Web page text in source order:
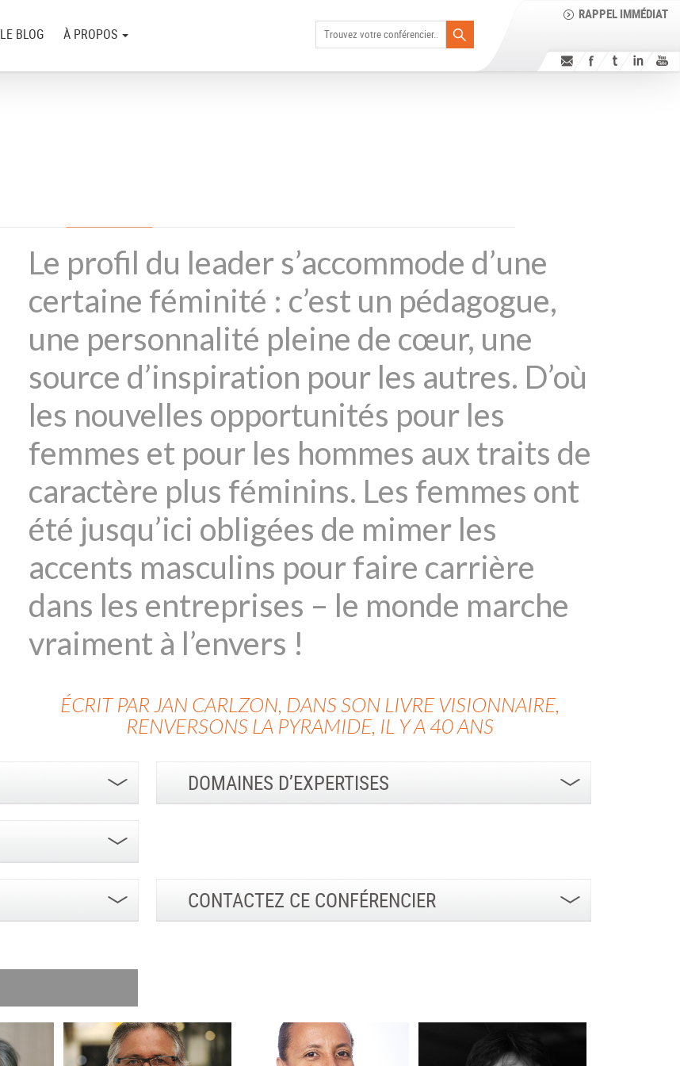
RAPPEL IMMÉDIAT
LE BLOG À PROPOS
Le profil du leader s’accommode d’une
certaine féminité : c’est un pédagogue,
une personnalité pleine de cœur, une
source d’inspiration pour les autres. D’où
les nouvelles opportunités pour les
femmes et pour les hommes aux traits de
caractère plus féminins. Les femmes ont
été jusqu’ici obligées de mimer les
accents masculins pour faire carrière
dans les entreprises – le monde marche
vraiment à l’envers !
ÉCRIT PAR JAN CARLZON, DANS SON LIVRE VISIONNAIRE,
RENVERSONS LA PYRAMIDE, IL Y A 40 ANS
DOMAINES D’EXPERTISES
CONTACTEZ CE CONFÉRENCIER